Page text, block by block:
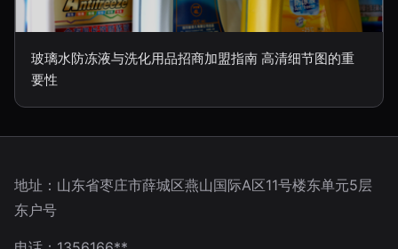
玻璃水防冻液与洗化用品招商加盟指南 高清细节图的重
要性
地址：山东省枣庄市薛城区燕山国际A区11号楼东单元5层
东户号